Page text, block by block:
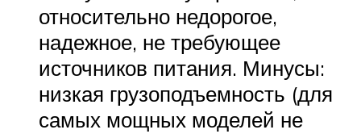
относительно недорогое,
надежное, не требующее
источников питания. Минусы:
низкая грузоподъемность (для
самых мощных моделей не